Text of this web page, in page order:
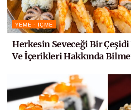
YEME - İÇME
Herkesin Seveceği Bir
Ve İçerikleri Hakkında